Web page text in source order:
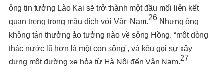
ông tin tưởng Lào Kai sẽ trở thành một đầu mối liên kết
quan trọng trong mậu dịch với Vân Nam.26 Nhưng ông
không tán thưởng ảo tưởng nào về sông Hồng, “một dòng
thác nước lũ hơn là một con sông”, và kêu gọi sự xây
dựng một đường xe hỏa từ Hà Nội đến Vân Nam.27